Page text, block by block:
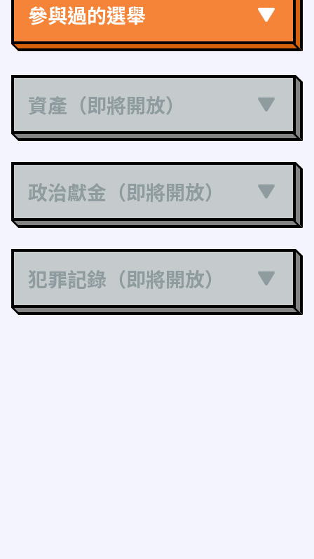
參與過的選舉
資產（即將開放）
政治獻金（即將開放）
犯罪記錄（即將開放）